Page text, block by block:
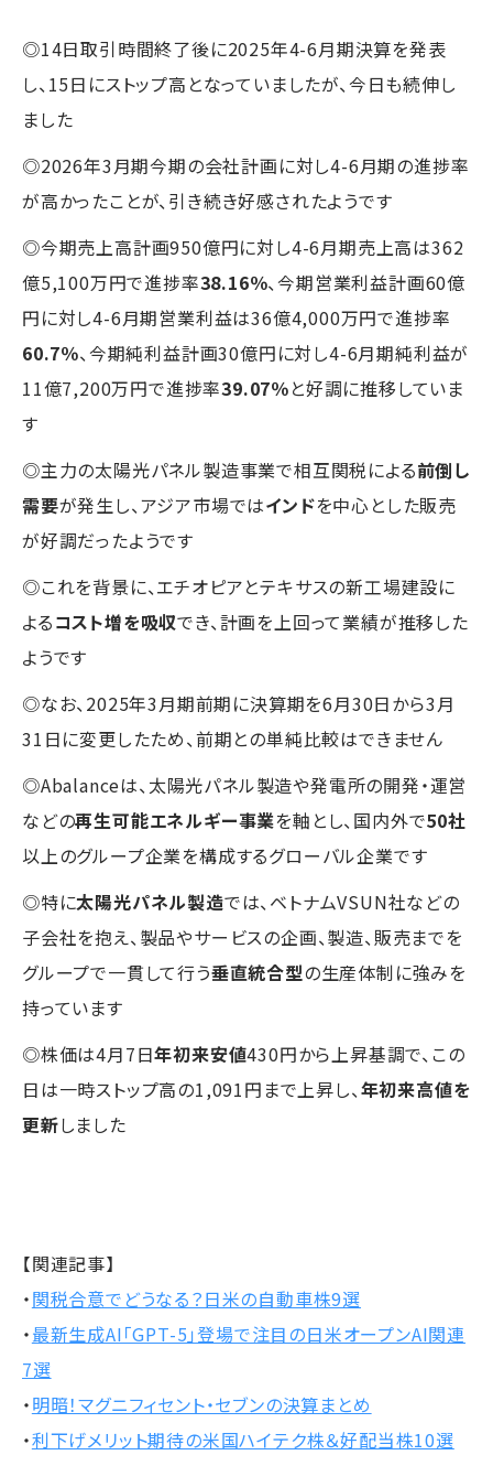
◎14日取引時間終了後に2025年4-6月期決算を発表
し、15日にストップ高となっていましたが、今日も続伸し
ました
◎2026年3月期今期の会社計画に対し4-6月期の進捗率
が高かったことが、引き続き好感されたようです
◎今期売上高計画950億円に対し4-6月期売上高は362
億5,100万円で進捗率38.16％、今期営業利益計画60億
円に対し4-6月期営業利益は36億4,000万円で進捗率
60.7％、今期純利益計画30億円に対し4-6月期純利益が
11億7,200万円で進捗率39.07％と好調に推移していま
す
◎主力の太陽光パネル製造事業で相互関税による前倒し
需要が発生し、アジア市場ではインドを中心とした販売
が好調だったようです
◎これを背景に、エチオピアとテキサスの新工場建設に
よるコスト増を吸収でき、計画を上回って業績が推移した
ようです
◎なお、2025年3月期前期に決算期を6月30日から3月
31日に変更したため、前期との単純比較はできません
◎Abalanceは、太陽光パネル製造や発電所の開発・運営
などの再生可能エネルギー事業を軸とし、国内外で50社
以上のグループ企業を構成するグローバル企業です
◎特に太陽光パネル製造では、ベトナムVSUN社などの
子会社を抱え、製品やサービスの企画、製造、販売までを
グループで一貫して行う垂直統合型の生産体制に強みを
持っています
◎株価は4月7日年初来安値430円から上昇基調で、この
日は一時ストップ高の1,091円まで上昇し、年初来高値を
更新しました
【関連記事】
・関税合意でどうなる？日米の自動車株9選
・最新生成AI「GPT-5」登場で注目の日米オープンAI関連
7選
・明暗！マグニフィセント・セブンの決算まとめ
・利下げメリット期待の米国ハイテク株＆好配当株10選